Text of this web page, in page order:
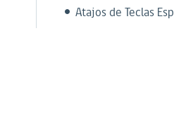
Atajos de Teclas